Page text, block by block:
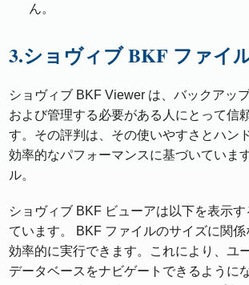
ん。
3.ショヴィブ BKF ファイ
ショヴィブ BKF Viewer は、バックアッ
および管理する必要がある人にとって信
す。その評判は、その使いやすさとハン
効率的なパフォーマンスに基づいていま
ル。
ショヴィブ BKF ビューアは以下を表示
ています。 BKF ファイルのサイズに関
効率的に実行できます。これにより、ユ
データベースをナビゲートできるように